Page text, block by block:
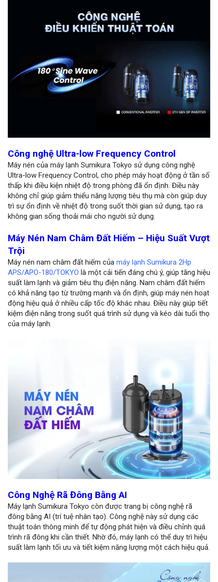
Công nghệ Ultra-low Frequency Control
Máy nén của máy lạnh Sumikura Tokyo sử dụng công nghệ
Ultra-low Frequency Control, cho phép máy hoạt động ở tần số
thấp khi điều kiện nhiệt độ trong phòng đã ổn định. Điều này
không chỉ giúp giảm thiểu năng lượng tiêu thụ mà còn giúp duy
trì sự ổn định về nhiệt độ trong suốt thời gian sử dụng, tạo ra
không gian sống thoải mái cho người sử dụng.
Máy Nén Nam Châm Đất Hiếm – Hiệu Suất Vượt
Trội
Máy nén nam châm đất hiếm của máy lạnh Sumikura 2Hp
APS/APO-180/TOKYO là một cải tiến đáng chú ý, giúp tăng hiệu
suất làm lạnh và giảm tiêu thụ điện năng. Nam châm đất hiếm
có khả năng tạo từ trường mạnh và ổn định, giúp máy nén hoạt
động hiệu quả ở nhiều cấp tốc độ khác nhau. Điều này giúp tiết
kiệm điện năng trong suốt quá trình sử dụng và kéo dài tuổi thọ
của máy lạnh.
Công Nghệ Rã Đông Bằng AI
Máy lạnh Sumikura Tokyo còn được trang bị công nghệ rã
đông bằng AI (trí tuệ nhân tạo). Công nghệ này sử dụng các
thuật toán thông minh để tự động phát hiện và điều chỉnh quá
trình rã đông khi cần thiết. Nhờ đó, máy lạnh có thể duy trì hiệu
suất làm lạnh tối ưu và tiết kiệm năng lượng một cách hiệu quả.